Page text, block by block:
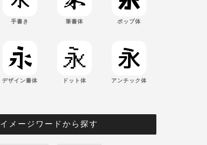
手書き 筆書体 ポップ体
デザイン書体 ドット体 アンチック体
イメージワードから探す